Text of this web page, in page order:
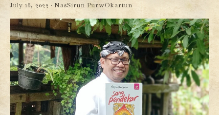
July 16, 2022 · NasSirun PurwOkartun